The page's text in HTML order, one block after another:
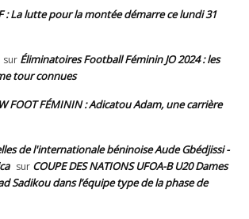
: La lutte pour la montée démarre ce lundi 31
sur Éliminatoires Football Féminin JO 2024 : les
tour connues
FOOT FÉMININ : Adicatou Adam, une carrière
de l'internationale béninoise Aude Gbédjissi -
sur COUPE DES NATIONS UFOA-B U20 Dames
Sadikou dans l’équipe type de la phase de